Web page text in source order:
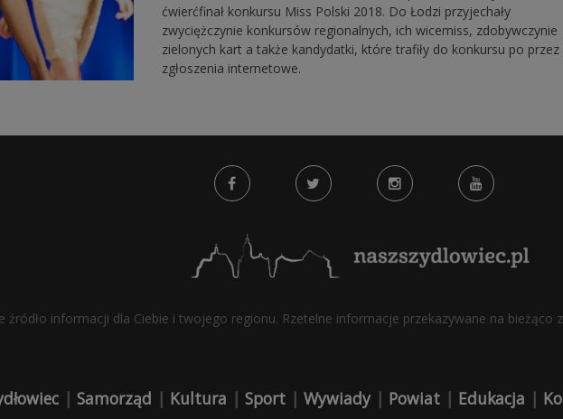
ćwierćfinał konkursu Miss Polski 2018. Do Łodzi przyjechały
zwyciężczynie konkursów regionalnych, ich wicemiss, zdobywczynie
zielonych kart a także kandydatki, które trafiły do konkursu po przez
zgłoszenia internetowe.
źródło informacji dla Ciebie i twojego regionu. Rzetelne informacje przekazywane na bieżąco
| Samorząd | Kultura | Sport | Wywiady| Powiat | Edukacja |